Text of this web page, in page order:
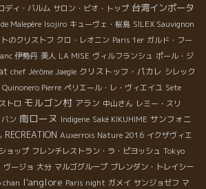
ディ・バルム サロン・ビオ・トップ 台湾インポータ
Malepère Isojiro キューヴェ・桜島 SILEX Sauvignon
のクリストフ クロ・レオニン Paris 1er ガルド・フー
伊勢丹 美人 LA MISE ヴィルフランシュ ポール・ジ
chef Jérôme Jaegle クリストッフ・パカレ シレック
Quinonero Pierre ペリエール・レ・ヴィエイユ Sete
トロ モルゴン村 アラン 中山さん レミー・スリ
ン 南ローヌ Indigene Saké KIKUHIME サンフォニ
RECREATION Auxerrois Nature 2016 イクザヴィエ
ョップ フレンチレストラン・ラ・ピヨッシュ Tokyo
ヴージョ 大分 マルゴグループ ブレンダン・トレイシー
chan l'anglore Paris night ガメイ サンジョゼフ マ